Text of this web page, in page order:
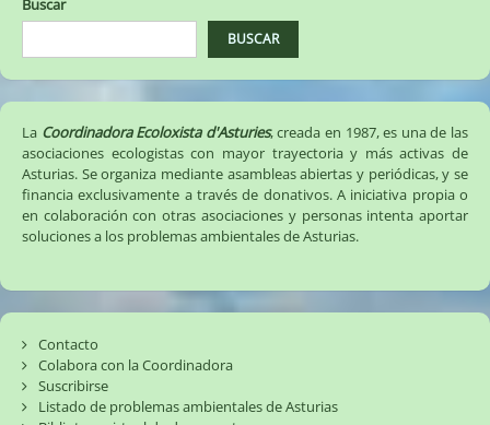
Buscar
BUSCAR
La Coordinadora Ecoloxista d'Asturies, creada en 1987, es una de las
asociaciones ecologistas con mayor trayectoria y más activas de
Asturias. Se organiza mediante asambleas abiertas y periódicas, y se
financia exclusivamente a través de donativos. A iniciativa propia o
en colaboración con otras asociaciones y personas intenta aportar
soluciones a los problemas ambientales de Asturias.
Contacto
Colabora con la Coordinadora
Suscribirse
Listado de problemas ambientales de Asturias